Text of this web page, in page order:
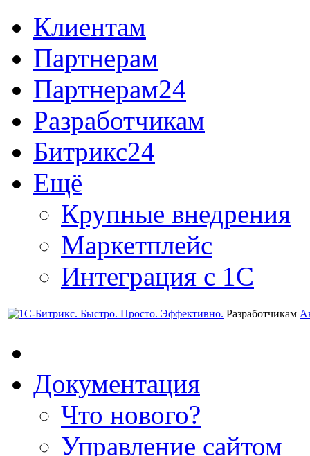
Клиентам
Партнерам
Партнерам24
Разработчикам
Битрикс24
Ещё
Крупные внедрения
Маркетплейс
Интеграция с 1С
Разработчикам
Документация
Что нового?
Управление сайтом